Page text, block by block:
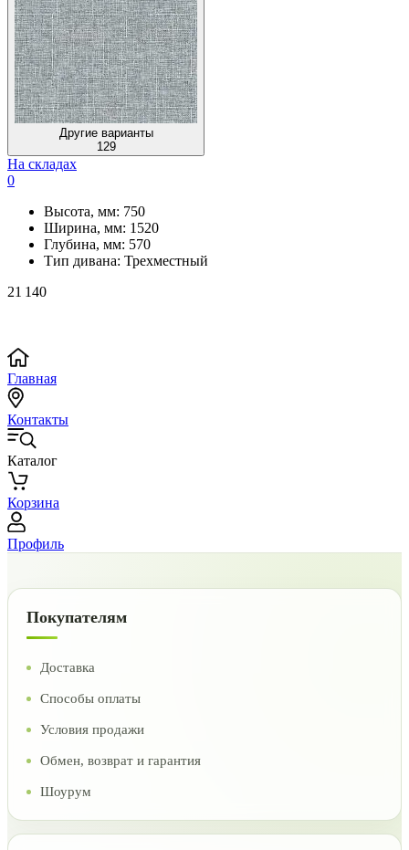
Другие варианты
129
На складах
0
Высота, мм: 750
Ширина, мм: 1520
Глубина, мм: 570
Тип дивана: Трехместный
21 140
Главная
Контакты
Каталог
Корзина
Профиль
Покупателям
Доставка
Способы оплаты
Условия продажи
Обмен, возврат и гарантия
Шоурум